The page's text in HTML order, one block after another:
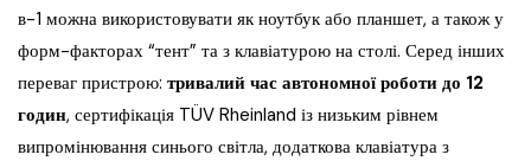
в-1 можна використовувати як ноутбук або планшет, а також у
форм-факторах “тент” та з клавіатурою на столі. Серед інших
переваг пристрою: тривалий час автономної роботи до 12
годин, сертифікація TÜV Rheinland із низьким рівнем
випромінювання синього світла, додаткова клавіатура з